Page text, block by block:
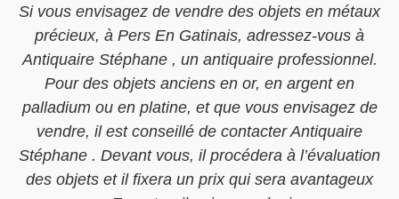
Si vous envisagez de vendre des objets en métaux
précieux, à Pers En Gatinais, adressez-vous à
Antiquaire Stéphane , un antiquaire professionnel.
Pour des objets anciens en or, en argent en
palladium ou en platine, et que vous envisagez de
vendre, il est conseillé de contacter Antiquaire
Stéphane . Devant vous, il procédera à l’évaluation
des objets et il fixera un prix qui sera avantageux